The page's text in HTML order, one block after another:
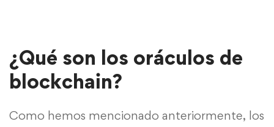
¿Qué son los oráculos de
blockchain?
Como hemos mencionado anteriormente, los